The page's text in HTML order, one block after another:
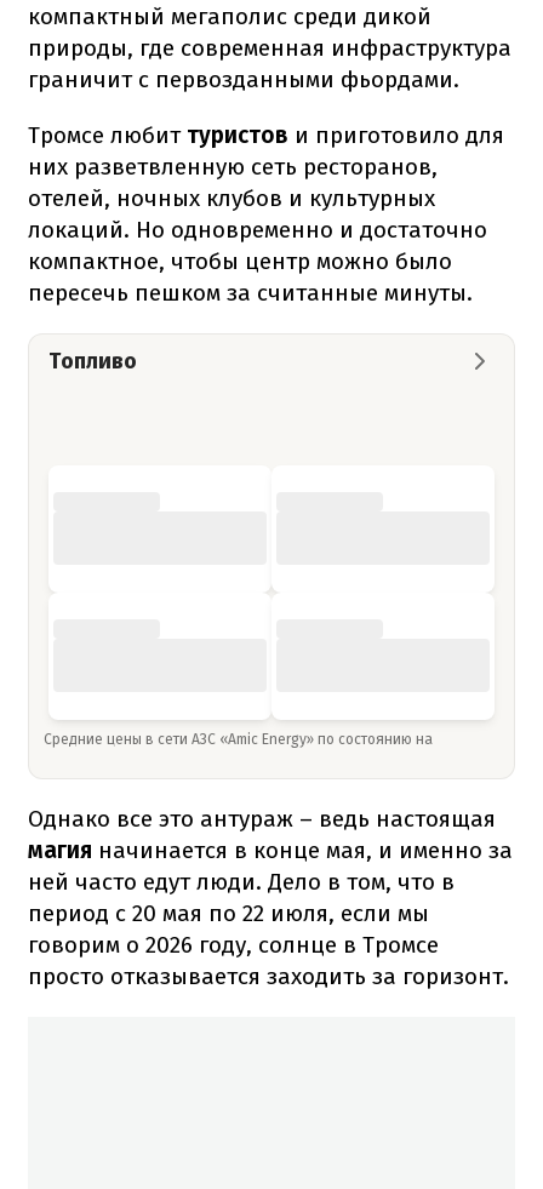
компактный мегаполис среди дикой
природы, где современная инфраструктура
граничит с первозданными фьордами.
Тромсе любит туристов и приготовило для
них разветвленную сеть ресторанов,
отелей, ночных клубов и культурных
локаций. Но одновременно и достаточно
компактное, чтобы центр можно было
пересечь пешком за считанные минуты.
Топливо
Средние цены в сети АЗС «Amic Energy» по состоянию на
Однако все это антураж – ведь настоящая
магия начинается в конце мая, и именно за
ней часто едут люди. Дело в том, что в
период с 20 мая по 22 июля, если мы
говорим о 2026 году, солнце в Тромсе
просто отказывается заходить за горизонт.